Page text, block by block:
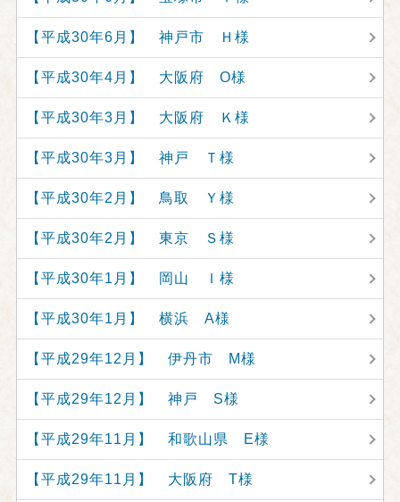
【平成30年6月】 神戸市 Ｈ様
【平成30年4月】 大阪府 O様
【平成30年3月】 大阪府 Ｋ様
【平成30年3月】 神戸 Ｔ様
【平成30年2月】 鳥取 Ｙ様
【平成30年2月】 東京 Ｓ様
【平成30年1月】 岡山 Ｉ様
【平成30年1月】 横浜 A様
【平成29年12月】 伊丹市 M様
【平成29年12月】 神戸 S様
【平成29年11月】 和歌山県 E様
【平成29年11月】 大阪府 T様